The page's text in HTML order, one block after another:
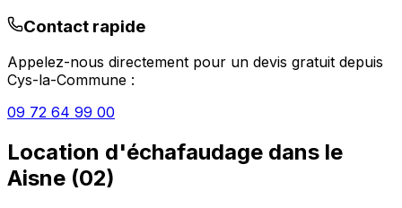
Contact rapide
Appelez-nous directement pour un devis gratuit depuis
Cys-la-Commune :
09 72 64 99 00
Location d'échafaudage dans le
Aisne (02)